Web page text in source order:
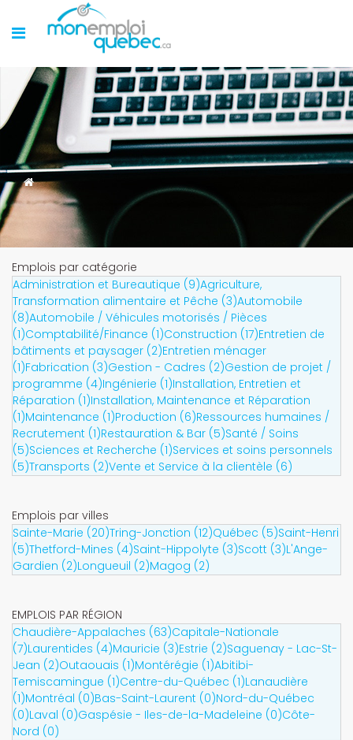
Emplois par catégorie
Administration et Bureautique (9)Agriculture,
Transformation alimentaire et Pêche (3)Automobile
(8)Automobile / Véhicules motorisés / Pièces
(1)Comptabilité/Finance (1)Construction (17)Entretien de
bâtiments et paysager (2)Entretien ménager
(1)Fabrication (3)Gestion - Cadres (2)Gestion de projet /
programme (4)Ingénierie (1)Installation, Entretien et
Réparation (1)Installation, Maintenance et Réparation
(1)Maintenance (1)Production (6)Ressources humaines /
Recrutement (1)Restauration & Bar (5)Santé / Soins
(5)Sciences et Recherche (1)Services et soins personnels
(5)Transports (2)Vente et Service à la clientèle (6)
Emplois par villes
Sainte-Marie (20)Tring-Jonction (12)Québec (5)Saint-Henri
(5)Thetford-Mines (4)Saint-Hippolyte (3)Scott (3)L'Ange-
Gardien (2)Longueuil (2)Magog (2)
EMPLOIS PAR RÉGION
Chaudière-Appalaches (63)Capitale-Nationale
(7)Laurentides (4)Mauricie (3)Estrie (2)Saguenay - Lac-St-
Jean (2)Outaouais (1)Montérégie (1)Abitibi-
Temiscamingue (1)Centre-du-Québec (1)Lanaudière
(1)Montréal (0)Bas-Saint-Laurent (0)Nord-du-Québec
(0)Laval (0)Gaspésie - Iles-de-la-Madeleine (0)Côte-
Nord (0)